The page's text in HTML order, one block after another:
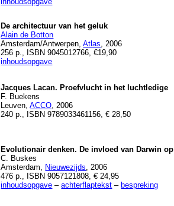
De architectuur van het geluk
Alain de Botton
Amsterdam/Antwerpen,Atlas, 2006
256 p., ISBN 9045012766, €19,90
inhoudsopgave
Jacques Lacan. Proefvlucht in het luchtledige
F. Buekens
Leuven,ACCO, 2006
240 p., ISBN 9789033461156, € 28,50
Evolutionair denken. De invloed van Darwin
C. Buskes
Amsterdam, Nieuwezijds, 2006
476 p., ISBN 9057121808, € 24,95
inhoudsopgave –achterflaptekst – bespreking